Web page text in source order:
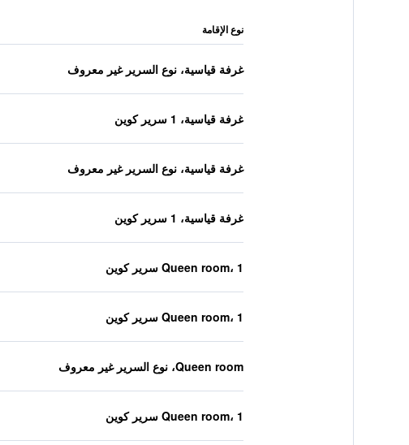
نوع الإقامة
غرفة قياسية، نوع السرير غير معروف
غرفة قياسية، 1 سرير كوين
غرفة قياسية، نوع السرير غير معروف
غرفة قياسية، 1 سرير كوين
Queen room، 1 سرير كوين
Queen room، 1 سرير كوين
Queen room، نوع السرير غير معروف
Queen room، 1 سرير كوين